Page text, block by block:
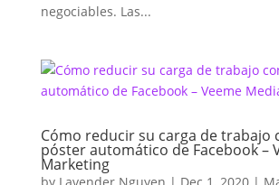
negociables. Las...
Cómo reducir su carga de trabajo
póster automático de Facebook –
Marketing